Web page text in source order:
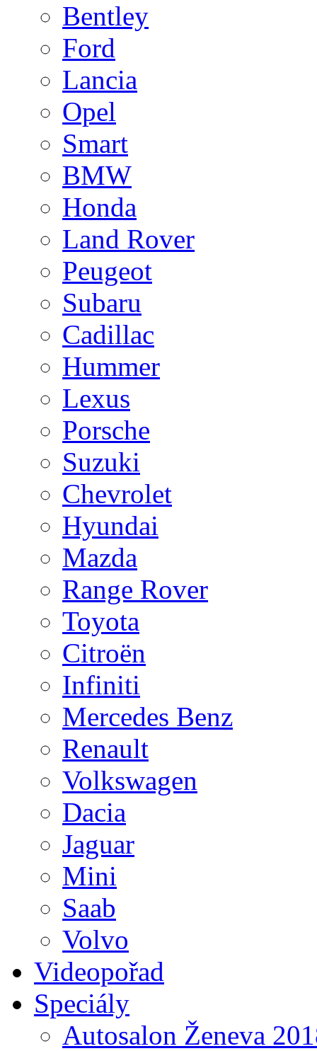
Bentley
Ford
Lancia
Opel
Smart
BMW
Honda
Land Rover
Peugeot
Subaru
Cadillac
Hummer
Lexus
Porsche
Suzuki
Chevrolet
Hyundai
Mazda
Range Rover
Toyota
Citroën
Infiniti
Mercedes Benz
Renault
Volkswagen
Dacia
Jaguar
Mini
Saab
Volvo
Videopořad
Speciály
Autosalon Ženeva